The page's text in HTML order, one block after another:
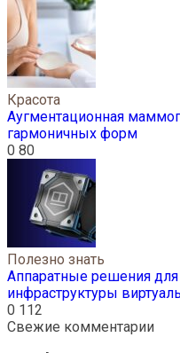
Красота
Аугментационная
гармоничных форм
0 80
Полезно знать
Аппаратные решения для
инфраструктуры
0 112
Свежие комментарии